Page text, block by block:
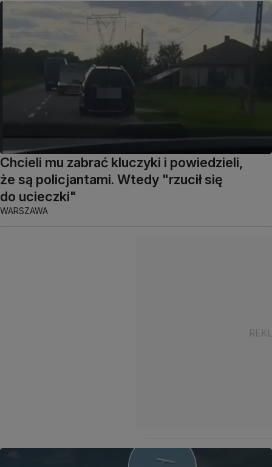
Chcieli mu zabrać kluczyki i powiedzieli,
że są policjantami. Wtedy "rzucił się
do ucieczki"
WARSZAWA